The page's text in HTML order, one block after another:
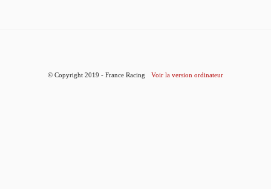
© Copyright 2019 - France Racing Voir la version ordinateur